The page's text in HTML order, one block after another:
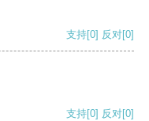
支持[0] 反对[0]
支持[0] 反对[0]